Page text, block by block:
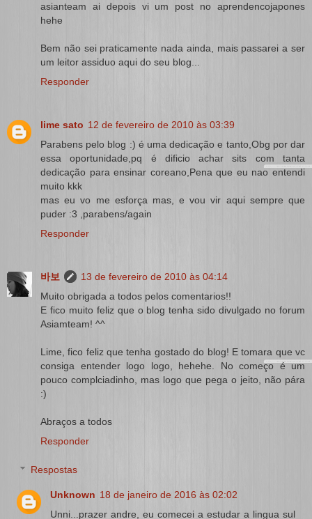
asianteam ai depois vi um post no aprendencojapones
hehe
Bem não sei praticamente nada ainda, mais passarei a ser
um leitor assiduo aqui do seu blog...
Responder
lime sato 12 de fevereiro de 2010 às 03:39
Parabens pelo blog :) é uma dedicação e tanto,Obg por dar
essa oportunidade,pq é dificio achar sits com tanta
dedicação para ensinar coreano,Pena que eu nao entendi
muito kkk
mas eu vo me esforça mas, e vou vir aqui sempre que
puder :3 ,parabens/again
Responder
바보
13 de fevereiro de 2010 às 04:14
Muito obrigada a todos pelos comentarios!!
E fico muito feliz que o blog tenha sido divulgado no forum
Asiamteam! ^^
Lime, fico feliz que tenha gostado do blog! E tomara que vc
consiga entender logo logo, hehehe. No começo é um
pouco complciadinho, mas logo que pega o jeito, não pára
:)
Abraços a todos
Responder
Respostas
Unknown 18 de janeiro de 2016 às 02:02
Unni...prazer andre, eu comecei a estudar a lingua sul